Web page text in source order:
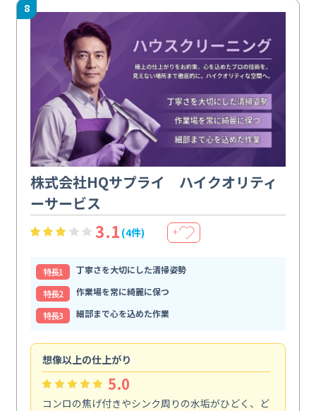
8
株式会社HQサプライ ハイクオリティ
ーサービス
3.1 (4件) ＋
特⻑1
丁寧さを大切にした清掃姿勢
特⻑2
作業場を常に綺麗に保つ
特⻑3
細部まで心を込めた作業
想像以上の仕上がり
5.0
コンロの焦げ付きやシンク周りの水垢がひどく、ど